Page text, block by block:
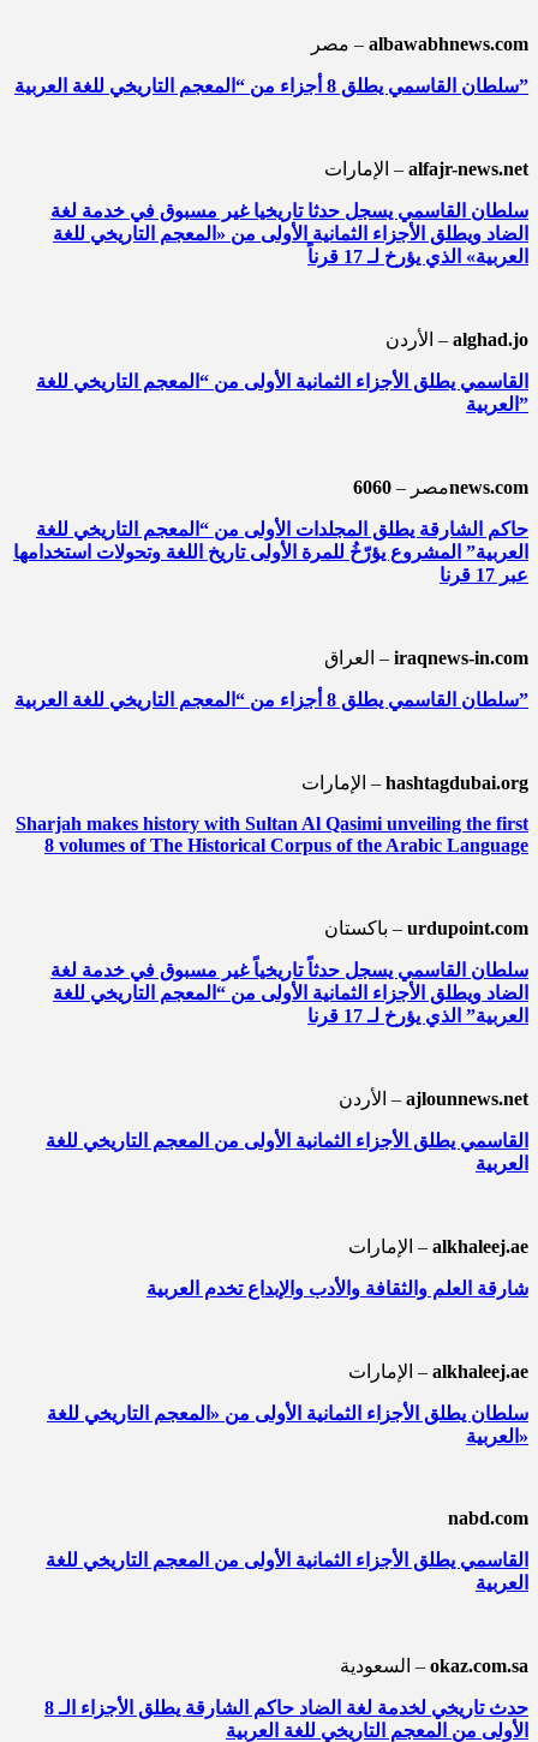
مصر – albawabhnews.com
سلطان القاسمي يطلق 8 أجزاء من “المعجم التاريخي للغة العربية”
الإمارات – alfajr-news.net
سلطان القاسمي يسجل حدثا تاريخيا غير مسبوق في خدمة لغة
الضاد ويطلق الأجزاء الثمانية الأولى من «المعجم التاريخي للغة
العربية» الذي يؤرخ لـ 17 قرناً
الأردن – alghad.jo
القاسمي يطلق الأجزاء الثمانية الأولى من “المعجم التاريخي للغة
العربية”
مصر –6060news.com
حاكم الشارقة يطلق المجلدات الأولى من “المعجم التاريخي للغة
العربية” المشروع يؤرّخُ للمرة الأولى تاريخ اللغة وتحولات استخدامها
عبر 17 قرنا
العراق – iraqnews-in.com
سلطان القاسمي يطلق 8 أجزاء من “المعجم التاريخي للغة العربية”
الإمارات – hashtagdubai.org
Sharjah makes history with Sultan Al Qasimi unveiling the first
8 volumes of The Historical Corpus of the Arabic Language
باكستان – urdupoint.com
سلطان القاسمي يسجل حدثاً تاريخياً غير مسبوق في خدمة لغة
الضاد ويطلق الأجزاء الثمانية الأولى من “المعجم التاريخي للغة
العربية” الذي يؤرخ لـ 17 قرنا
الأردن – ajlounnews.net
القاسمي يطلق الأجزاء الثمانية الأولى من المعجم التاريخي للغة
العربية
الإمارات – alkhaleej.ae
شارقة العلم والثقافة والأدب والإبداع تخدم العربية
الإمارات – alkhaleej.ae
سلطان يطلق الأجزاء الثمانية الأولى من «المعجم التاريخي للغة
العربية»
nabd.com
القاسمي يطلق الأجزاء الثمانية الأولى من المعجم التاريخي للغة
العربية
السعودية – okaz.com.sa
حدث تاريخي لخدمة لغة الضاد حاكم الشارقة يطلق الأجزاء الـ 8
الأولى من المعجم التاريخي للغة العربية